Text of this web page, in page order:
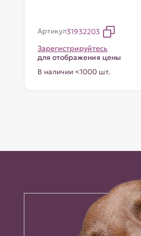
Артикул31932203
Зарегистрируйтесь
для отображения цены
В наличии <1000 шт.